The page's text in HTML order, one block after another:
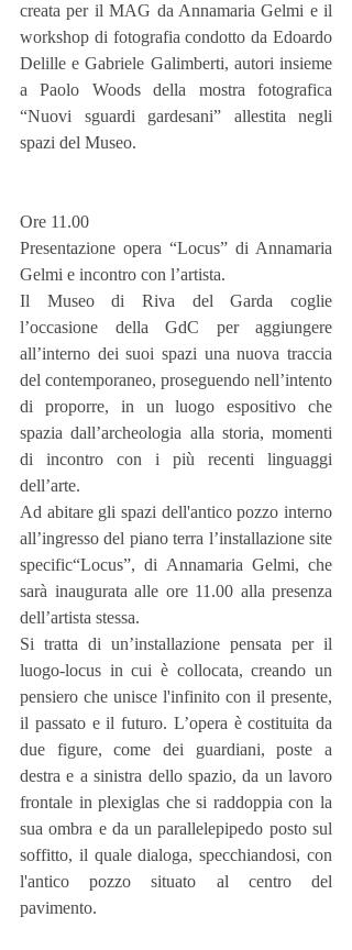
creata per il MAG da Annamaria Gelmi e il
workshop di fotografia condotto da Edoardo
Delille e Gabriele Galimberti, autori insieme
a Paolo Woods della mostra fotografica
“Nuovi sguardi gardesani” allestita negli
spazi del Museo.
Ore 11.00
Presentazione opera “Locus” di Annamaria
Gelmi e incontro con l’artista.
Il Museo di Riva del Garda coglie
l’occasione della GdC per aggiungere
all’interno dei suoi spazi una nuova traccia
del contemporaneo, proseguendo nell’intento
di proporre, in un luogo espositivo che
spazia dall’archeologia alla storia, momenti
di incontro con i più recenti linguaggi
dell’arte.
Ad abitare gli spazi dell'antico pozzo interno
all’ingresso del piano terra l’installazione site
specific“Locus”, di Annamaria Gelmi, che
sarà inaugurata alle ore 11.00 alla presenza
dell’artista stessa.
Si tratta di un’installazione pensata per il
luogo-locus in cui è collocata, creando un
pensiero che unisce l'infinito con il presente,
il passato e il futuro. L’opera è costituita da
due figure, come dei guardiani, poste a
destra e a sinistra dello spazio, da un lavoro
frontale in plexiglas che si raddoppia con la
sua ombra e da un parallelepipedo posto sul
soffitto, il quale dialoga, specchiandosi, con
l'antico pozzo situato al centro del
pavimento.